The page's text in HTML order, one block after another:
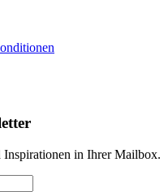
Inspirationen in Ihrer Mailbox.